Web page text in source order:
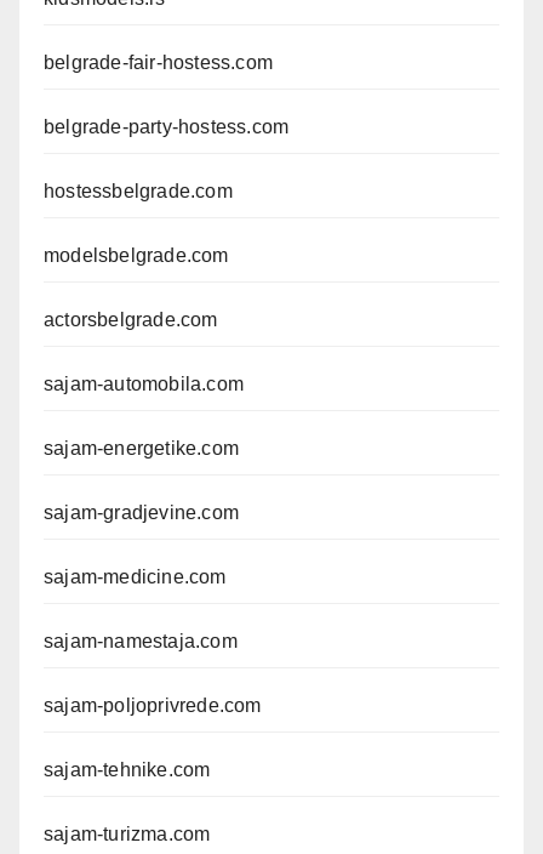
belgrade-fair-hostess.com
belgrade-party-hostess.com
hostessbelgrade.com
modelsbelgrade.com
actorsbelgrade.com
sajam-automobila.com
sajam-energetike.com
sajam-gradjevine.com
sajam-medicine.com
sajam-namestaja.com
sajam-poljoprivrede.com
sajam-tehnike.com
sajam-turizma.com